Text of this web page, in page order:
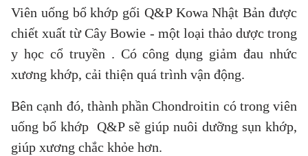
Viên uống bổ khớp gối Q&P Kowa Nhật Bản được
chiết xuất từ Cây Bowie - một loại thảo dược trong
y học cổ truyền . Có công dụng giảm đau nhức
xương khớp, cải thiện quá trình vận động.
Bên cạnh đó, thành phần Chondroitin có trong viên
uống bổ khớp Q&P sẽ giúp nuôi dưỡng sụn khớp,
giúp xương chắc khỏe hơn.